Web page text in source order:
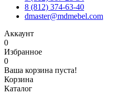
8 (812) 374-63-40
dmaster@mdmebel.com
Аккаунт
0
Избранное
0
Ваша корзина пуста!
Корзина
Каталог